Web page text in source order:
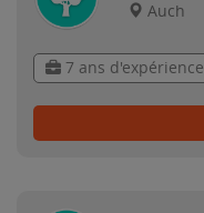
Auch
7 ans d'expérience